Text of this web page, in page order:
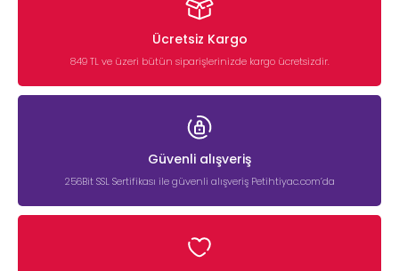
Ücretsiz Kargo
849 TL ve üzeri bütün siparişlerinizde kargo ücretsizdir.
Güvenli alışveriş
256Bit SSL Sertifikası ile güvenli alışveriş Petihtiyac.com’da